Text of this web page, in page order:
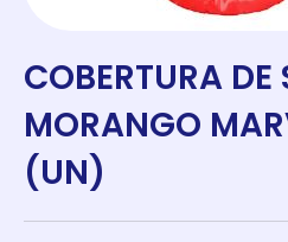
COBERTURA DE
MORANGO
(UN)